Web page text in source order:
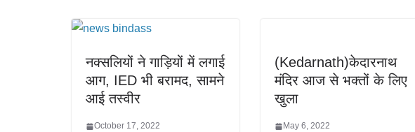
नक्सलियों ने गाड़ियों में लगाई
आग, IED भी बरामद, सामने
आई तस्वीर
October 17, 2022
(Kedarnath)केदारनाथ
मंदिर आज से भक्तों के लिए
खुला
May 6, 2022